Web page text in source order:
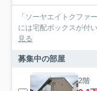
「ソーヤエイトクファ
には宅配ボックスが付
見る
募集中の部屋
2階